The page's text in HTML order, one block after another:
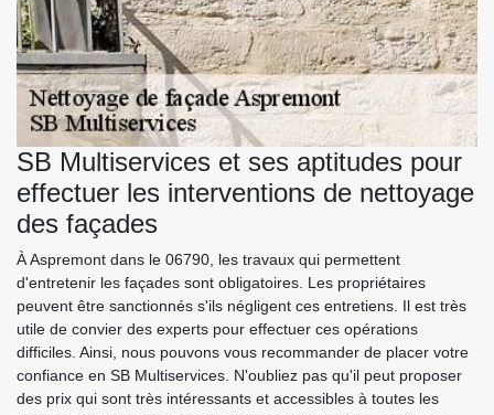
SB Multiservices et ses aptitudes pour
effectuer les interventions de nettoyage
des façades
À Aspremont dans le 06790, les travaux qui permettent
d'entretenir les façades sont obligatoires. Les propriétaires
peuvent être sanctionnés s'ils négligent ces entretiens. Il est très
utile de convier des experts pour effectuer ces opérations
difficiles. Ainsi, nous pouvons vous recommander de placer votre
confiance en SB Multiservices. N'oubliez pas qu'il peut proposer
des prix qui sont très intéressants et accessibles à toutes les